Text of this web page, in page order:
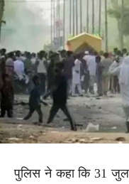
पुलिस ने कहा कि 31